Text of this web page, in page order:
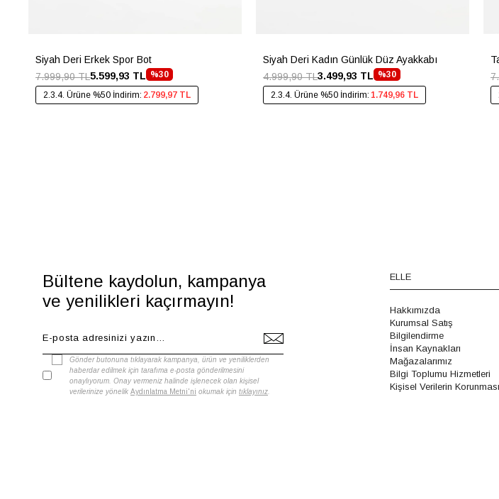
Siyah Deri Erkek Spor Bot
%30
5.599,93 TL
7.999,90 TL
2.3.4. Ürüne %50 İndirim: 2.799,97 TL
Siyah Deri Kadın Günlük Düz Ayakkabı
%30
3.499,93 TL
4.999,90 TL
2.3.4. Ürüne %50 İndirim: 1.749,96 TL
Bültene kaydolun, kampanya
ve yenilikleri kaçırmayın!
Gönder butonuna tıklayarak kampanya, ürün ve yeniliklerden
haberdar edilmek için tarafıma e-posta gönderilmesini
onaylıyorum. Onay vermeniz halinde işlenecek olan kişisel
verilerinize yönelik Aydınlatma Metni'ni okumak için tıklayınız
ELLE
Hakkımızda
Kurumsal Satış
Bilgilendirme
İnsan Kaynakları
Mağazalarımız
Bilgi Toplumu Hizmetleri
Kişisel Verilerin Korunması